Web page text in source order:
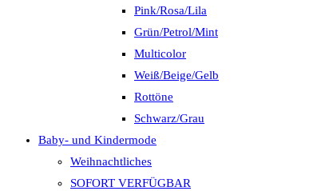
Pink/Rosa/Lila
Grün/Petrol/Mint
Multicolor
Weiß/Beige/Gelb
Rottöne
Schwarz/Grau
Baby- und Kindermode
Weihnachtliches
SOFORT VERFÜGBAR